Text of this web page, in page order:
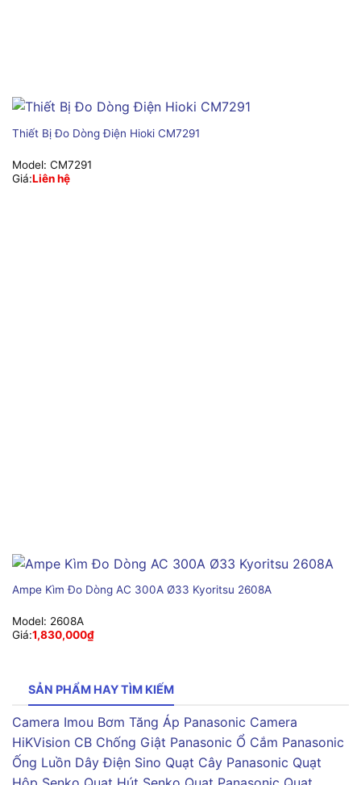
Thiết Bị Đo Dòng Điện Hioki CM7291
Model: CM7291
Giá:Liên hệ
Ampe Kìm Đo Dòng AC 300A Ø33 Kyoritsu 2608A
Model: 2608A
Giá:1,830,000₫
SẢN PHẨM HAY TÌM KIẾM
Camera Imou Bơm Tăng Áp Panasonic Camera
HiKVision CB Chống Giật Panasonic Ổ Cắm Panasonic
Ống Luồn Dây Điện Sino Quạt Cây Panasonic Quạt